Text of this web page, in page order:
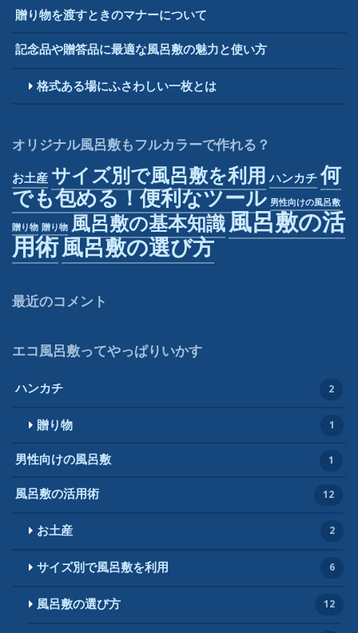
贈り物を渡すときのマナーについて
記念品や贈答品に最適な風呂敷の魅力と使い方
格式ある場にふさわしい一枚とは
オリジナル風呂敷もフルカラーで作れる？
お土産 サイズ別で風呂敷を利用 ハンカチ 何
でも包める！便利なツール 男性向けの風呂敷
贈り物 贈り物 風呂敷の基本知識風呂敷の活
用術風呂敷の選び方
最近のコメント
エコ風呂敷ってやっぱりいかす
ハンカチ 2
贈り物 1
男性向けの風呂敷 1
風呂敷の活用術 12
お土産 2
サイズ別で風呂敷を利用 6
風呂敷の選び方 12